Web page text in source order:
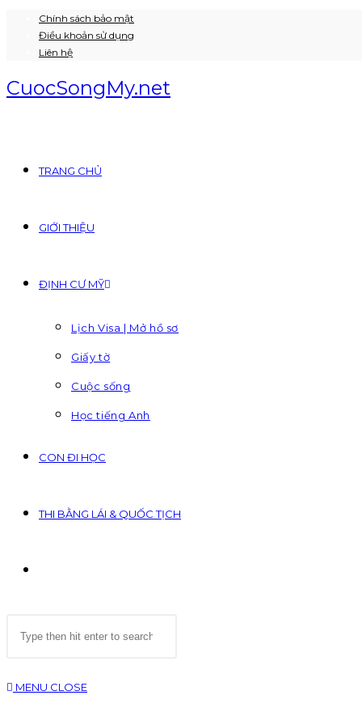
content
Chính sách bảo mật
Điều khoản sử dụng
Liên hệ
CuocSongMy.net
TRANG CHỦ
GIỚI THIỆU
ĐỊNH CƯ MỸ
Lịch Visa | Mở hồ sơ
Giấy tờ
Cuộc sống
Học tiếng Anh
CON ĐI HỌC
THI BẰNG LÁI & QUỐC TỊCH
SEARCH
Search
website
MENU CLOSE